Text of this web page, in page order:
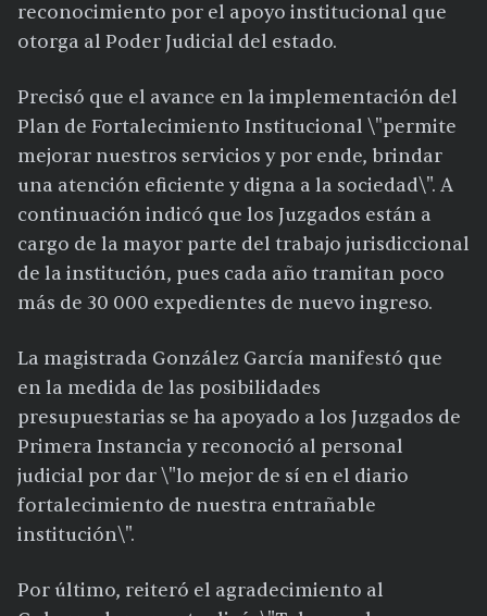
reconocimiento por el apoyo institucional que
otorga al Poder Judicial del estado.
Precisó que el avance en la implementación del
Plan de Fortalecimiento Institucional \"permite
mejorar nuestros servicios y por ende, brindar
una atención eficiente y digna a la sociedad\". A
continuación indicó que los Juzgados están a
cargo de la mayor parte del trabajo jurisdiccional
de la institución, pues cada año tramitan poco
más de 30 000 expedientes de nuevo ingreso.
La magistrada González García manifestó que
en la medida de las posibilidades
presupuestarias se ha apoyado a los Juzgados de
Primera Instancia y reconoció al personal
judicial por dar \"lo mejor de sí en el diario
fortalecimiento de nuestra entrañable
institución\".
Por último, reiteró el agradecimiento al